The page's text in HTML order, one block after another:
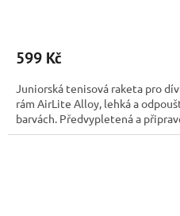
599 Kč
Juniorská tenisová raketa pro
rám AirLite Alloy, lehká a
barvách. Předvypletená a